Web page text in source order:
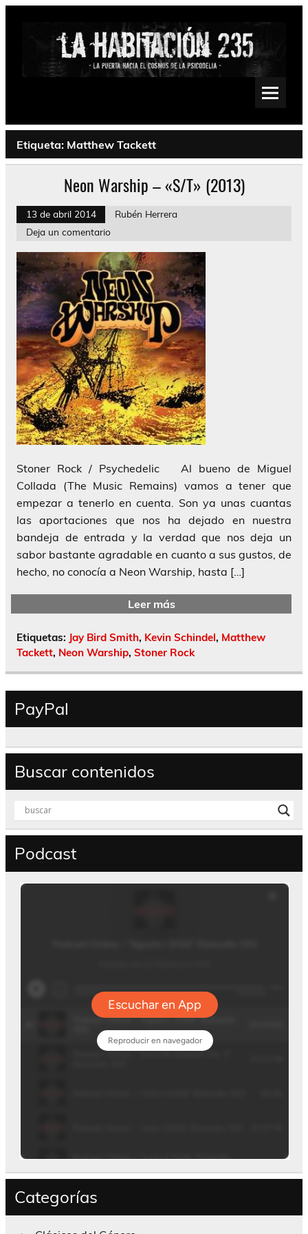
Saltar
Psychedelic, Stoner, Doom, Sludge, Fuzz, Space, Drone
Etiqueta: Matthew Tackett
Neon Warship – «S/T» (2013)
13 de abril 2014
Rubén Herrera
Deja un comentario
Stoner Rock / Psychedelic Al bueno de Miguel
Collada (The Music Remains) vamos a tener que
empezar a tenerlo en cuenta. Son ya unas cuantas
las aportaciones que nos ha dejado en nuestra
bandeja de entrada y la verdad que nos deja un
sabor bastante agradable en cuanto a sus gustos, de
hecho, no conocía a Neon Warship, hasta […]
Leer más
Etiquetas: Jay Bird Smith, Kevin Schindel, Matthew
Tackett, Neon Warship, Stoner Rock
PayPal
Buscar contenidos
Podcast
Categorías